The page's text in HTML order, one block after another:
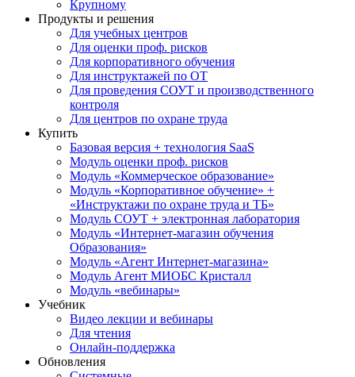
Крупному
Продукты и решения
Для учебных центров
Для оценки проф. рисков
Для корпоративного обучения
Для инструктажей по ОТ
Для проведения СОУТ и производственного
контроля
Для центров по охране труда
Купить
Базовая версия + технология SaaS
Модуль оценки проф. рисков
Модуль «Коммерческое образование»
Модуль «Корпоративное обучение» +
«Инструктажи по охране труда и ТБ»
Модуль СОУТ + электронная лаборатория
Модуль «Интернет-магазин обучения
Образования»
Модуль «Агент Интернет-магазина»
Модуль Агент МИОБС Кристалл
Модуль «вебинары»
Учебник
Видео лекции и вебинары
Для чтения
Онлайн-поддержка
Обновления